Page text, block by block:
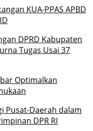
KUA-PPAS APBD
DPRD Kabupaten
Tugas Usai 37
Optimalkan
Pusat-Daerah dalam
DPR RI